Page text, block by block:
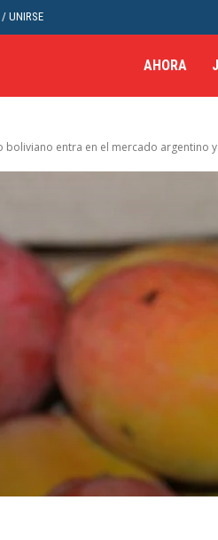
/ UNIRSE
AHORA
boliviano entra en el mercado argentino